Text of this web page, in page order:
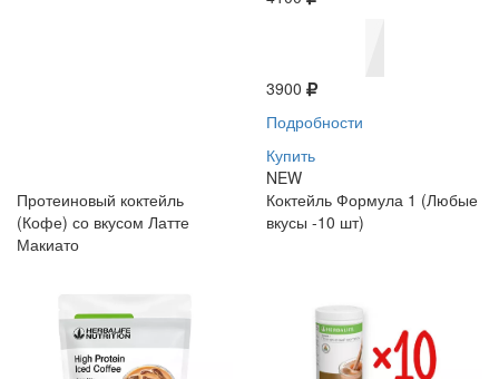
3900
Подробности
Купить
NEW
Протеиновый коктейль
(Кофе) со вкусом Латте
Макиато
Коктейль Формула 1 (Любые
вкусы -10 шт)